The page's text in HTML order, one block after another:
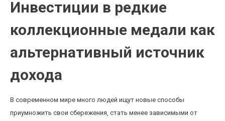
Инвестиции в редкие
коллекционные медали как
альтернативный источник
дохода
В современном мире много людей ищут новые способы
приумножить свои сбережения, стать менее зависимыми от